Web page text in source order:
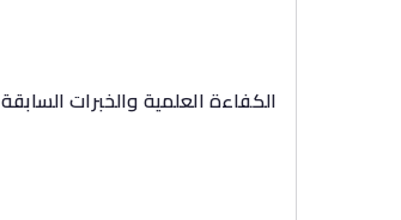
الكفاءة العلمية والخبرات السابقة